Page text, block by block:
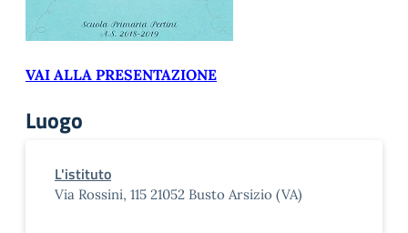
VAI ALLA PRESENTAZIONE
Luogo
L'istituto
Via Rossini, 115 21052 Busto Arsizio (VA)